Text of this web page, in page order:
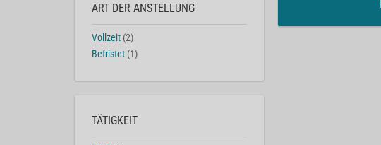
ART DER ANSTELLUNG
Vollzeit (2)
Befristet (1)
TÄTIGKEIT